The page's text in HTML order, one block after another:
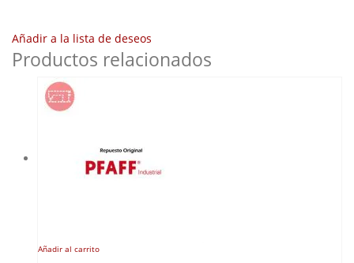
Añadir a la lista de deseos
Productos relacionados
Añadir al carrito